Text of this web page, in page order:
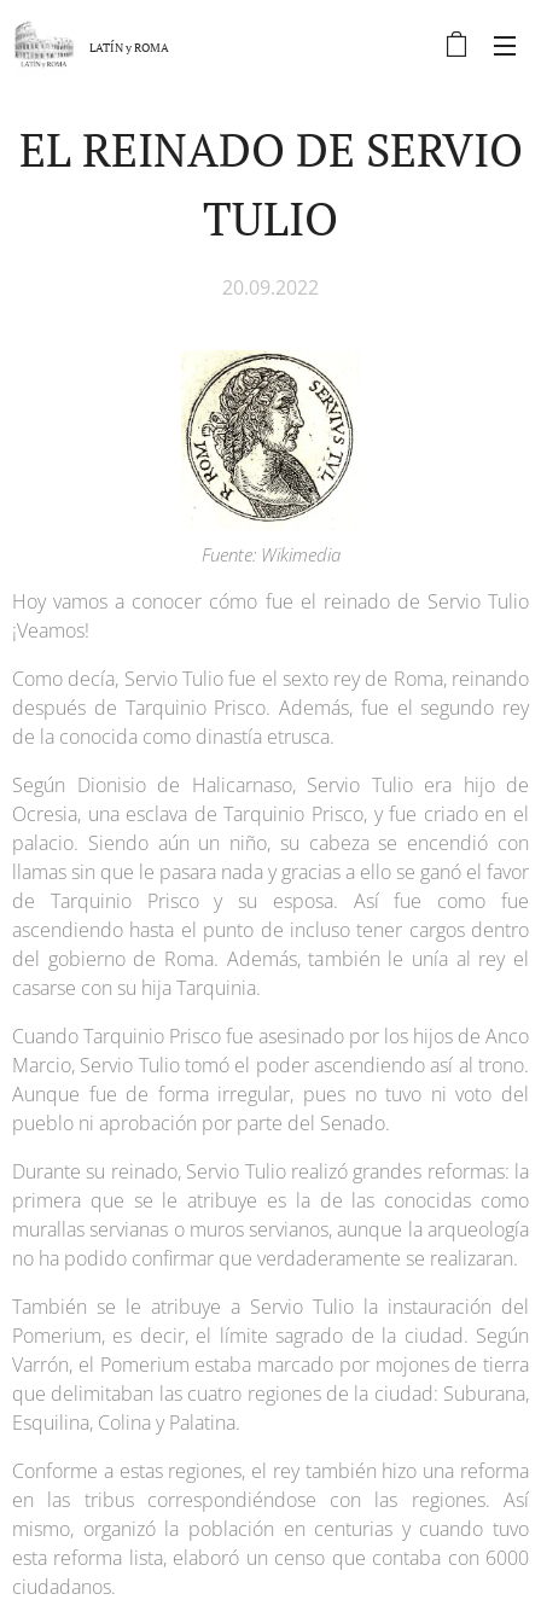
LATÍN yROMA
EL REINADO DE SERVIO
TULIO
20.09.2022
Fuente: Wikimedia
Hoy vamos a conocer cómo fue el reinado de Servio Tulio
¡Veamos!
Como decía, Servio Tulio fue el sexto rey de Roma, reinando
después de Tarquinio Prisco. Además, fue el segundo rey
de la conocida como dinastía etrusca.
Según Dionisio de Halicarnaso, Servio Tulio era hijo de
Ocresia, una esclava de Tarquinio Prisco, y fue criado en el
palacio. Siendo aún un niño, su cabeza se encendió con
llamas sin que le pasara nada y gracias a ello se ganó el favor
de Tarquinio Prisco y su esposa. Así fue como fue
ascendiendo hasta el punto de incluso tener cargos dentro
del gobierno de Roma. Además, también le unía al rey el
casarse con su hija Tarquinia.
Cuando Tarquinio Prisco fue asesinado por los hijos de Anco
Marcio, Servio Tulio tomó el poder ascendiendo así al trono.
Aunque fue de forma irregular, pues no tuvo ni voto del
pueblo ni aprobación por parte del Senado.
Durante su reinado, Servio Tulio realizó grandes reformas: la
primera que se le atribuye es la de las conocidas como
murallas servianas o muros servianos, aunque la arqueología
no ha podido confirmar que verdaderamente se realizaran.
También se le atribuye a Servio Tulio la instauración del
Pomerium, es decir, el límite sagrado de la ciudad. Según
Varrón, el Pomerium estaba marcado por mojones de tierra
que delimitaban las cuatro regiones de la ciudad: Suburana,
Esquilina, Colina y Palatina.
Conforme a estas regiones, el rey también hizo una reforma
en las tribus correspondiéndose con las regiones. Así
mismo, organizó la población en centurias y cuando tuvo
esta reforma lista, elaboró un censo que contaba con 6000
ciudadanos.